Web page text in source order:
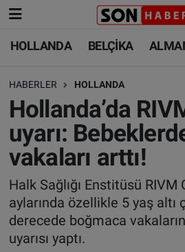
HOLLANDA BELÇİKA
HABERLER HOLLANDA
Hollanda’da
uyarı:
vakaları arttı!
Halk Sağlığı Enstitüsü RIVM
aylarında özellikle 5 yaş altı
derecede boğmaca
uyarısı yaptı.
HOLLANDA
BELÇİKA
ALMANYA
FRANSA
AVUSTURYA
SAĞLIK - YAŞAM
HOLLANDA
BELÇİKA
ALMANYA
TÜRKİYE
DÜNYA
BİLİM-TEKNOLOJİ
Nöbetçi Eczaneler
Hava Durumu
Trafik Durumu
Süper Lig Puan Durumu ve
Tüm Manşetler
Son Dakika Haberleri